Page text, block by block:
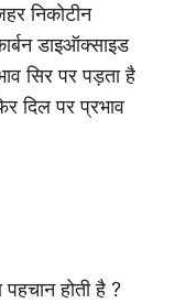
निकोटीन
डाइऑक्साइड
सिर पर पड़ता है
दिल पर प्रभाव
होती है ?